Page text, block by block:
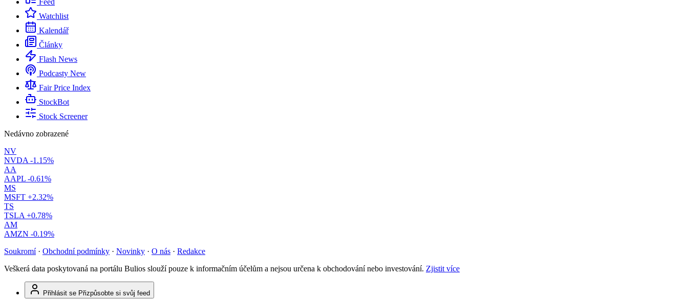
Feed
Watchlist
Kalendář
Články
Flash News
Podcasty New
Fair Price Index
StockBot
Stock Screener
Nedávno zobrazené
NV
NVDA -1.15%
AA
AAPL -0.61%
MS
MSFT +2.32%
TS
TSLA +0.78%
AM
AMZN -0.19%
Soukromí · Obchodní podmínky · Novinky · O nás · Redakce
Veškerá data poskytovaná na portálu Bulios slouží pouze k informačním účelům a nejsou určena k obchodování nebo investování. Zjistit více
Přihlásit se Přizpůsobte si svůj feed